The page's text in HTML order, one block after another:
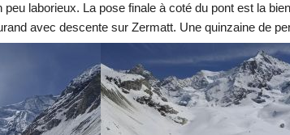
laborieux. La pose finale à coté du pont est la
avec descente sur Zermatt. Une quinzaine de